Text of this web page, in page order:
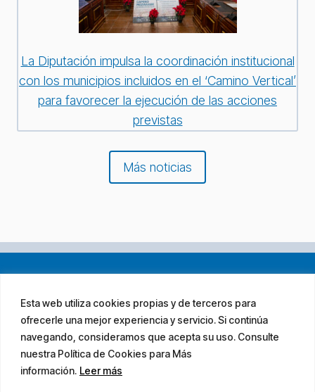
Esta web utiliza cookies propias y de terceros para
ofrecerle una mejor experiencia y servicio. Si continúa
navegando, consideramos que acepta su uso. Consulte
nuestra Política de Cookies para Más
información. Leer más
La Diputación impulsa la coordinación institucional
con los municipios incluidos en el ‘Camino Vertical’
para favorecer la ejecución de las acciones
previstas
Más noticias